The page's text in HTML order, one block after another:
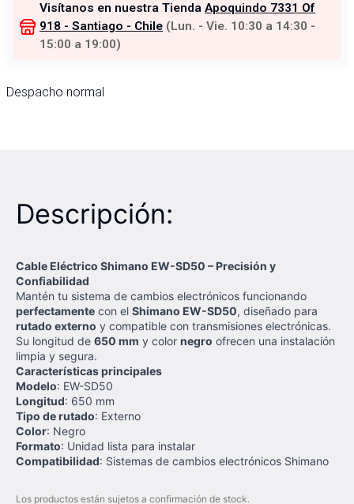
Visítanos en nuestra Tienda Apoquindo 7331 Of
918 - Santiago - Chile (Lun. - Vie. 10:30 a 14:30 -
15:00 a 19:00)
Despacho normal
Descripción:
Cable Eléctrico Shimano EW-SD50 – Precisión y
Confiabilidad
Mantén tu sistema de cambios electrónicos funcionando
perfectamente con el Shimano EW-SD50, diseñado para
rutado externo y compatible con transmisiones electrónicas.
Su longitud de 650 mm y color negro ofrecen una instalación
limpia y segura.
Características principales
Modelo: EW-SD50
Longitud: 650 mm
Tipo de rutado: Externo
Color: Negro
Formato: Unidad lista para instalar
Compatibilidad: Sistemas de cambios electrónicos Shimano
Los productos están sujetos a confirmación de stock.